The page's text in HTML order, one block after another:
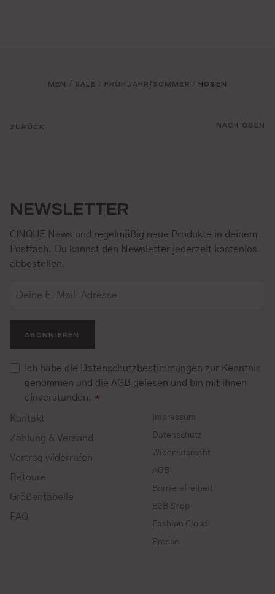
ZURÜCK
MEN SALE FRÜHJAHR/SOMMER HOSEN
NACH OBEN
NEWSLETTER
CINQUE News und regelmäßig neue Produkte in deinem
Postfach. Du kannst den Newsletter jederzeit kostenlos
abbestellen.
ABONNIEREN
Ich habe die Datenschutzbestimmungen zur Kenntnis
genommen und die AGB gelesen und bin mit ihnen
einverstanden. *
Kontakt
Zahlung & Versand
Vertrag widerrufen
Retoure
Größentabelle
FAQ
Impressum
Datenschutz
Widerrufsrecht
AGB
Barrierefreiheit
B2B Shop
Fashion Cloud
Presse